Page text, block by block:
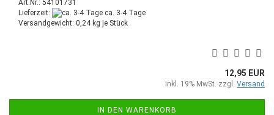
Art.Nr.: 54101731
Lieferzeit:
ca. 3-4 Tage
Versandgewicht: 0,24kg je Stück
12,95 EUR
inkl. 19% MwSt. zzgl. Versand
IN DEN WARENKORB